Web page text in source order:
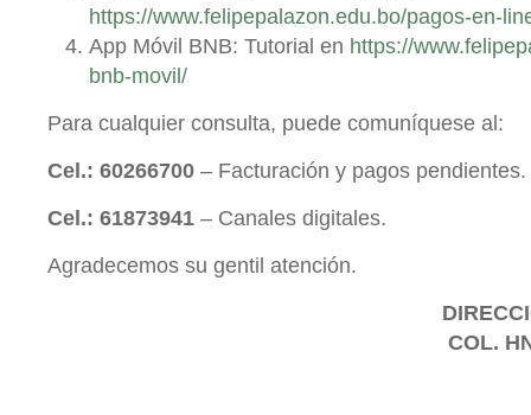
https://www.felipepalazon.edu.bo/pagos-en-
App Móvil BNB: Tutorial en https://
bnb-movil/
Para cualquier consulta, puede comuníquese al:
Cel.: 60266700 – Facturación y pagos pendientes.
Cel.: 61873941 – Canales digitales.
Agradecemos su gentil atención.
COL.